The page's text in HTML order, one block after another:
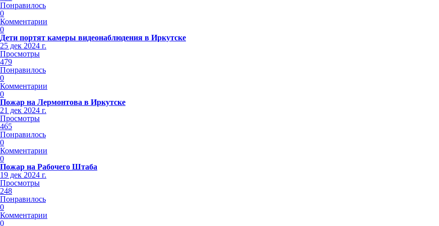
Понравилось
0
Комментарии
0
Дети портят камеры видеонаблюдения в Иркутске
25 дек 2024 г.
Просмотры
479
Понравилось
0
Комментарии
0
Пожар на Лермонтова в Иркутске
21 дек 2024 г.
Просмотры
465
Понравилось
0
Комментарии
0
Пожар на Рабочего Штаба
19 дек 2024 г.
Просмотры
248
Понравилось
0
Комментарии
0